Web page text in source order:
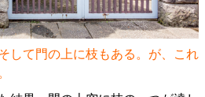
して門の上に枝もある。が、これ